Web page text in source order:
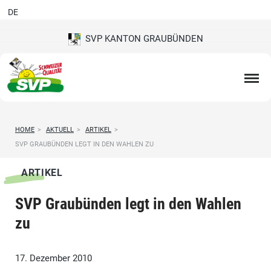
SVP KANTON GRAUBÜNDEN
DE
HOME > AKTUELL > ARTIKEL >
SVP GRAUBÜNDEN LEGT IN DEN WAHLEN ZU
ARTIKEL
SVP Graubünden legt in den Wahlen
zu
17. Dezember 2010